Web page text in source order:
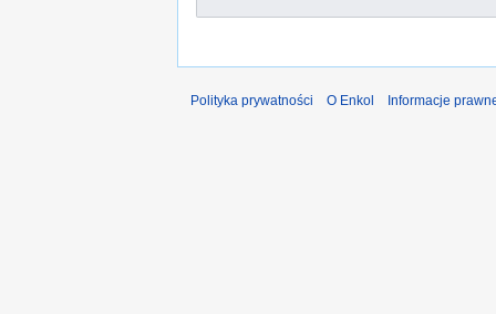
Polityka prywatności O Enkol Informacje